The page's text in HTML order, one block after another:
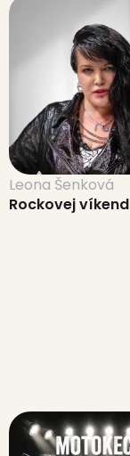
Leona Šenková
Rockovej víkend